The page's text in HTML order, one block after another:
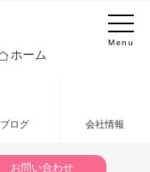
Menu
ホーム
ブログ 会社情報
お問い合わせ